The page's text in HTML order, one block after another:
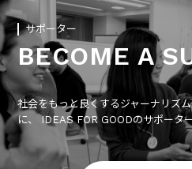
サポーター
BECOME A
社会をもっと良くするジャーナリズ
に、 IDEAS FOR GOODのサポータ